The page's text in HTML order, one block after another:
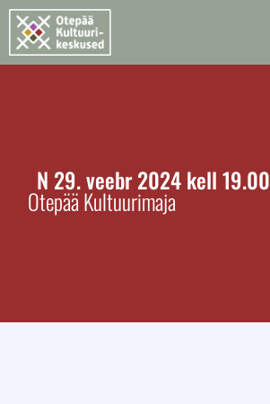
Kultuurimajad
Pühajärve laululava
N 29.veebr2024kell 19.00
Otepää Kultuurimaja